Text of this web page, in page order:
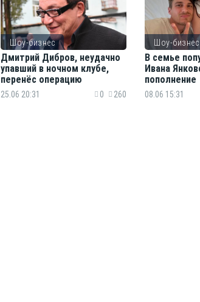
Шоу-бизнес
Дмитрий Дибров, неудачно
упавший в ночном клубе,
перенёс операцию
25.06 20:31 0 260
Шоу-бизнес
В семье
Ивана
пополнение
08.06 15:31